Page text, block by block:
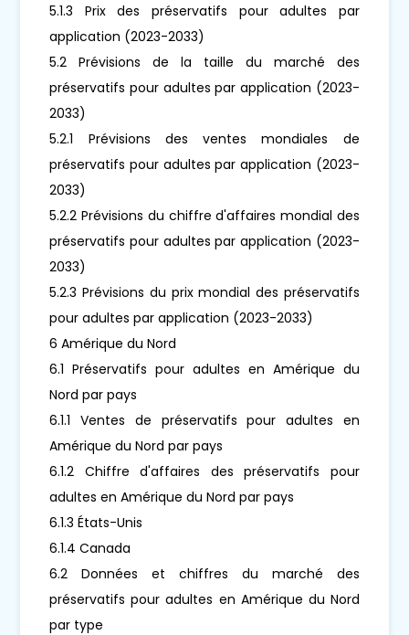
5.1.3 Prix des préservatifs pour adultes par
application (2023-2033)
5.2 Prévisions de la taille du marché des
préservatifs pour adultes par application (2023-
2033)
5.2.1 Prévisions des ventes mondiales de
préservatifs pour adultes par application (2023-
2033)
5.2.2 Prévisions du chiffre d'affaires mondial des
préservatifs pour adultes par application (2023-
2033)
5.2.3 Prévisions du prix mondial des préservatifs
pour adultes par application (2023-2033)
6 Amérique du Nord
6.1 Préservatifs pour adultes en Amérique du
Nord par pays
6.1.1 Ventes de préservatifs pour adultes en
Amérique du Nord par pays
6.1.2 Chiffre d'affaires des préservatifs pour
adultes en Amérique du Nord par pays
6.1.3 États-Unis
6.1.4 Canada
6.2 Données et chiffres du marché des
préservatifs pour adultes en Amérique du Nord
par type